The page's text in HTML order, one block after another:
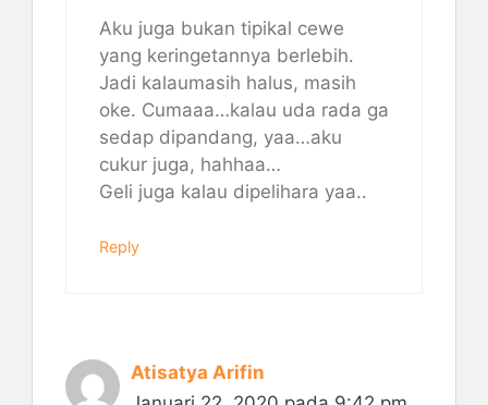
Aku juga bukan tipikal cewe
yang keringetannya berlebih.
Jadi kalaumasih halus, masih
oke. Cumaaa…kalau uda rada ga
sedap dipandang, yaa…aku
cukur juga, hahhaa…
Geli juga kalau dipelihara yaa..
Reply
Atisatya Arifin